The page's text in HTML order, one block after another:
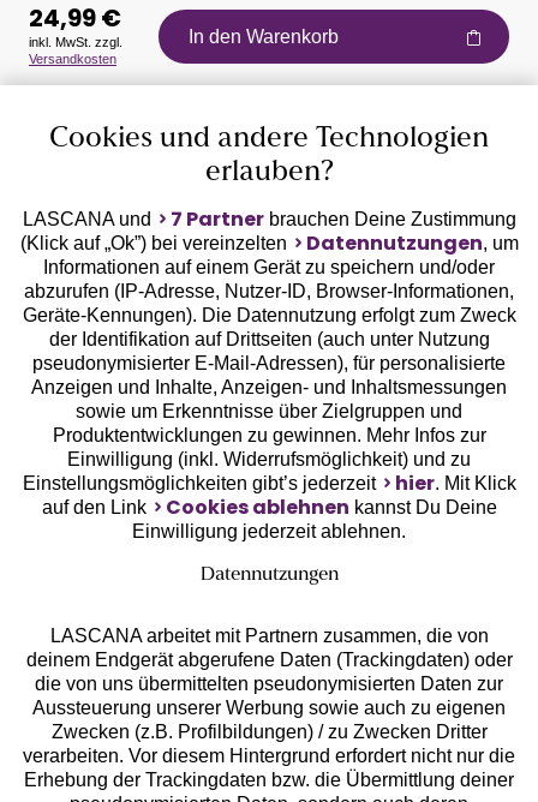
Auszeichnungen
Geprüfte Sicherheit
Unsere Apps
Services
Beratung
24,99 €
inkl. MwSt. zzgl.
Versandkosten
In den Warenkorb
Cookies und andere Technologien
erlauben?
LASCANA und 7 Partnerbrauchen Deine Zustimmung
(Klick auf „Ok”) bei vereinzelten
Datennutzungen, um
Informationen auf einem Gerät zu speichern und/oder
abzurufen (IP-Adresse, Nutzer-ID, Browser-Informationen,
Geräte-Kennungen). Die Datennutzung erfolgt zum Zweck
der Identifikation auf Drittseiten (auch unter Nutzung
pseudonymisierter E-Mail-Adressen), für personalisierte
Anzeigen und Inhalte, Anzeigen- und Inhaltsmessungen
sowie um Erkenntnisse über Zielgruppen und
Produktentwicklungen zu gewinnen. Mehr Infos zur
Einwilligung (inkl. Widerrufsmöglichkeit) und zu
Einstellungsmöglichkeiten gibt’s jederzeit
hier. Mit Klick
auf den Link
Cookies ablehnen kannst Du Deine
Einwilligung jederzeit ablehnen.
Datennutzungen
LASCANA arbeitet mit Partnern zusammen, die von
deinem Endgerät abgerufene Daten (Trackingdaten) oder
die von uns übermittelten pseudonymisierten Daten zur
Aussteuerung unserer Werbung sowie auch zu eigenen
Zwecken (z.B. Profilbildungen) / zu Zwecken Dritter
verarbeiten. Vor diesem Hintergrund erfordert nicht nur die
Erhebung der Trackingdaten bzw. die Übermittlung deiner